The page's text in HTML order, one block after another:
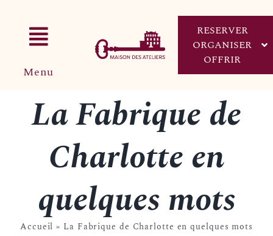
contenu
Toggle
Navigation
L’univers de la Maison
Ateliers
Séminaires et Évènements
Boutique
Menu
RESERVER
ORGANISER
OFFRIR
RÉSERVER UN ATELIER
ORGANISER MON ÉVÈNEMENT
OFFRIR UN BON CADEAU
La Fabrique de
Charlotte en
quelques mots
Accueil » La Fabrique de Charlotte en quelques mots